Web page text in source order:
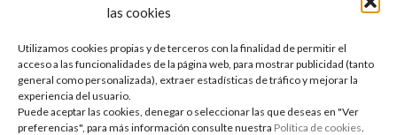
las cookies
Utilizamos cookies propias y de terceros con la finalidad de permitir el
acceso a las funcionalidades de la página web, para mostrar publicidad (tanto
general como personalizada), extraer estadísticas de tráfico y mejorar la
experiencia del usuario.
Puede aceptar las cookies, denegar o seleccionar las que deseas en "Ver
preferencias", para más información consulte nuestra Política de cookies.
Copyright 2014-2025 Oshadhi España
Todos los derechos reservados.
Política de privacidad | Aviso legal | Política de cookies